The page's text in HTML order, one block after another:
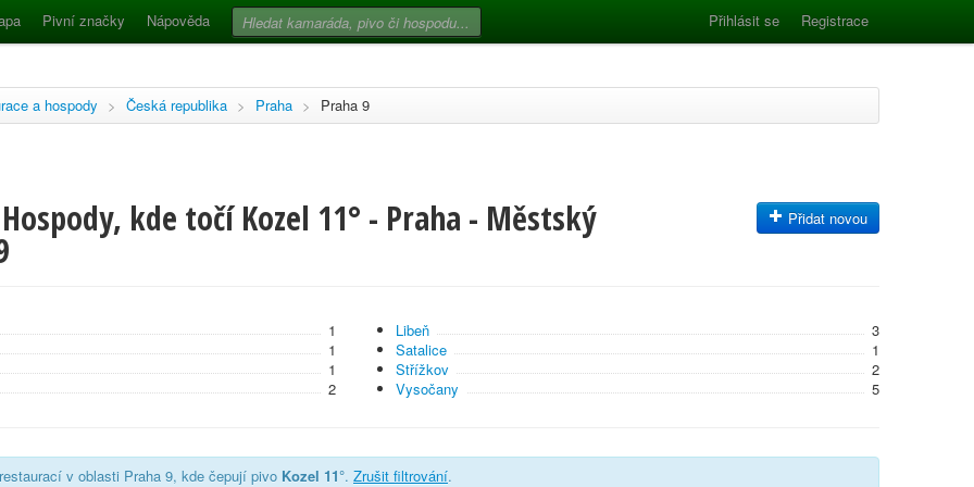
Pivní značky Nápověda Přihlásit se Registrace
a hospody > Česká republika > Praha > Praha 9
kde točí Kozel 11° - Praha - Městský Přidat novou
1
1
1
2
Libeň
3
Satalice
1
Střížkov
2
Vysočany
5
v oblasti Praha 9, kde čepují pivo Kozel 11°. Zrušit filtrování.